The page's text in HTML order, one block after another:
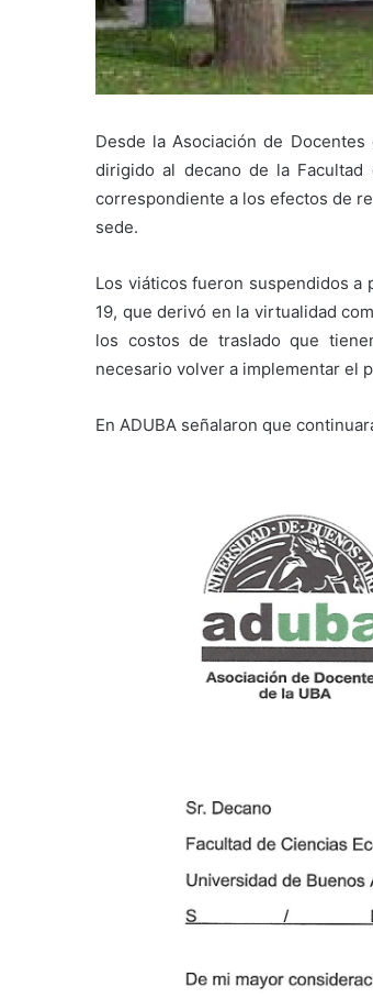
Desde la Asociación de
dirigido al decano de la
correspondiente a los efectos de
sede.
Los viáticos fueron suspendidos a
19, que derivó en la virtualidad
los costos de traslado que
necesario volver a implementar el
En ADUBA señalaron que